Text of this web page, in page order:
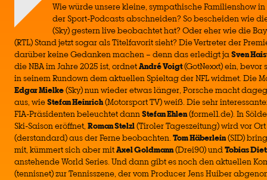
Wie würde unsere kleine, sympathische Familienshow
der Sport-Podcasts abschneiden? So bescheiden wie
(Sky) gestern live beobachtet hat? Oder eher wie die
(RTL) Stand jetzt sogar als Titelfavorit sieht? Die Vertreter der
darüber keine Gedanken machen – denn das erledigt jaSven
die NBA im Jahre 2025 ist, ordnetAndré Voigt(GotNexxt) ein, bevor
in seinem Rundown dem aktuellen Spieltag der NFL widmet. Die
Edgar Mielke(Sky) nun wieder etwas länger, Porsche macht
aus, wieStefan Heinrich(Motorsport TV) weiß. Die sehr
FIA-Präsidenten beleuchtet dannStefan Ehlen(formel1.de). In
Ski-Saison eröffnet, Roman Stelzl(Tiroler Tageszeitung) wird vor
(derstandard) aus der Ferne beobachten.Tom Häberlein(SID)
mit, kümmert sich aber mitAxel Goldmann(Drei90) undTobias
anstehende World Series. Und dann gibt es noch den aktuellen
(tennisnet) zur Tennisszene, der vom Producer Jens Huiber